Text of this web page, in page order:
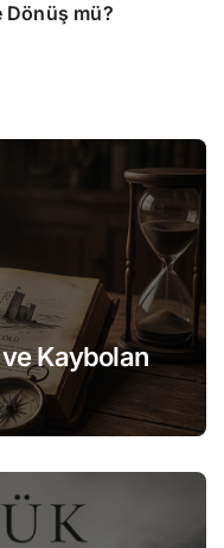
Dönüş mü?
Kaybolan